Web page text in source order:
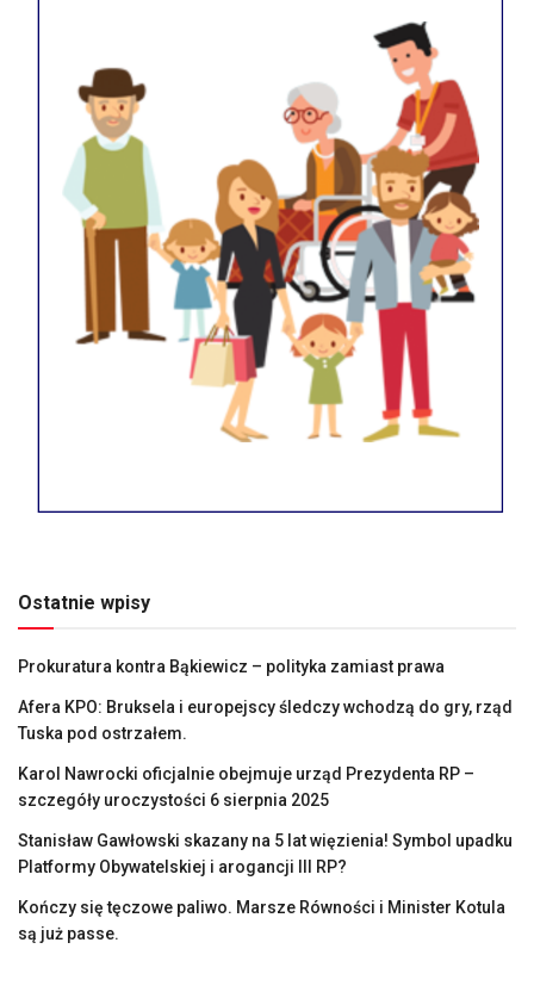
Ostatnie wpisy
Prokuratura kontra Bąkiewicz – polityka zamiast prawa
Afera KPO: Bruksela i europejscy śledczy wchodzą do gry, rząd
Tuska pod ostrzałem.
Karol Nawrocki oficjalnie obejmuje urząd Prezydenta RP –
szczegóły uroczystości 6 sierpnia 2025
Stanisław Gawłowski skazany na 5 lat więzienia! Symbol upadku
Platformy Obywatelskiej i arogancji III RP?
Kończy się tęczowe paliwo. Marsze Równości i Minister Kotula
są już passe.